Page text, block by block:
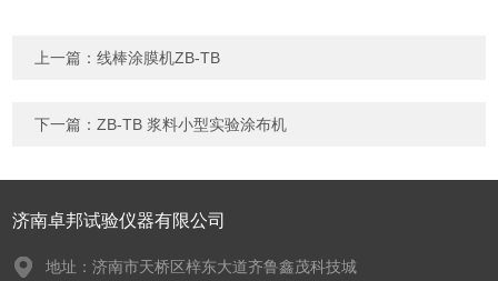
上一篇：线棒涂膜机ZB-TB
下一篇：ZB-TB 浆料小型实验涂布机
济南卓邦试验仪器有限公司
地址：济南市天桥区梓东大道齐鲁鑫茂科技城